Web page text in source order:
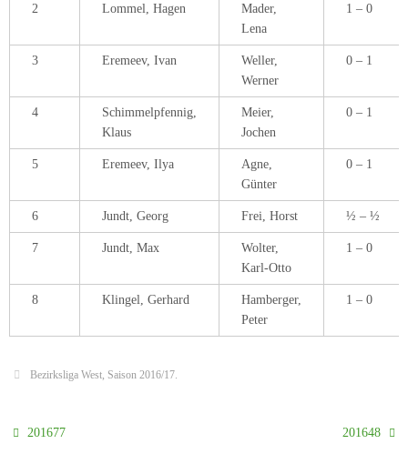
2 Lommel, Hagen
Mader,
Lena
1 – 0
3 Eremeev, Ivan
Weller,
Werner
0 – 1
4
Schimmelpfennig,
Klaus
Meier,
Jochen
0 – 1
5 Eremeev, Ilya
Agne,
Günter
0 – 1
6 Jundt, Georg Frei, Horst ½ – ½
7 Jundt, Max
Wolter,
Karl-Otto
1 – 0
8 Klingel, Gerhard
Hamberger,
Peter
1 – 0
Bezirksliga West, Saison 2016/17.
201677 201648